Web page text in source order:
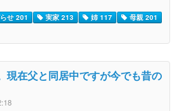
せ 201 実家 213 姉 117
母親 201
現在父と同居中ですが今でも昔の